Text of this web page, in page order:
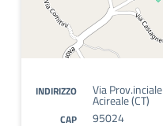
INDIRIZZO Via
Acireale (CT)
CAP 95024